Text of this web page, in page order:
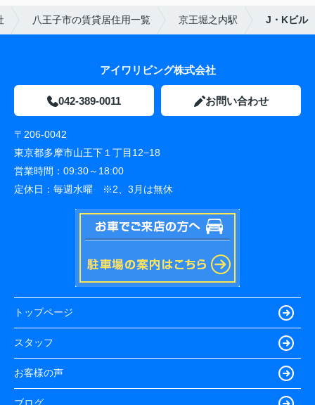
八王子市の賃貸居住用一覧 京王堀之内駅 J・Kビル
アイワリビング株式会社
042-389-0011 お問い合わせ
〒206-0042
東京都多摩市山王下１丁目12−18
営業時間： 09:30～18:00
定休日： 毎週水曜 ※2、3月は無休
トップページ
スタッフ
お客様の声